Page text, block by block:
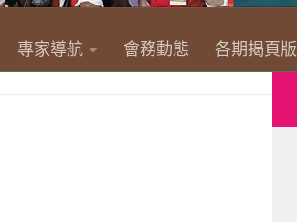
專家導航 會務動態 各期揭頁版